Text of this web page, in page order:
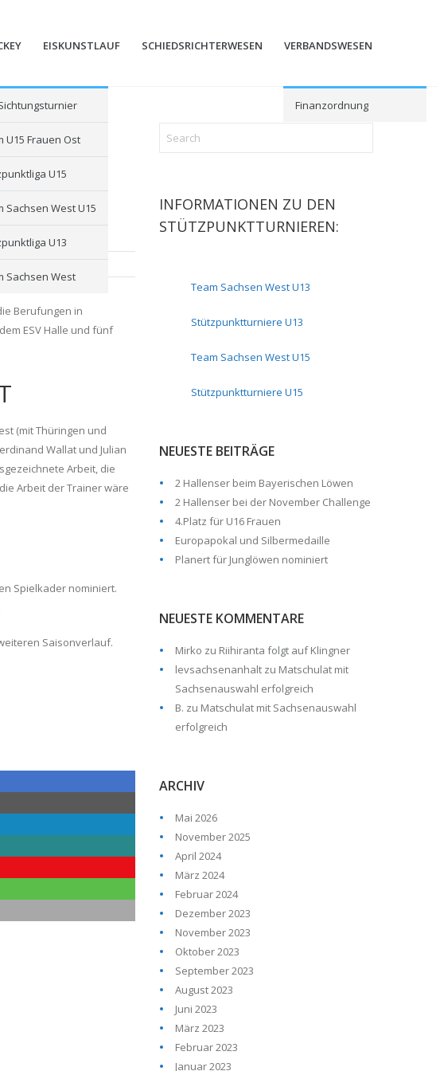
U15 Frauen Ost
U15
Sachsen West U15
U13
Sachsen West
EISKUNSTLAUF SCHIEDSRICHTERWESEN VERBANDSWESEN
Finanzordnung
Berufungen in
ESV Halle und fünf
(mit Thüringen und
Wallat und Julian
Arbeit, die
Arbeit der Trainer wäre
Spielkader nominiert.
Saisonverlauf.
INFORMATIONEN ZU DEN
STÜTZPUNKTTURNIEREN:
Team Sachsen West U13
Stützpunktturniere U13
Team Sachsen West U15
Stützpunktturniere U15
NEUESTE BEITRÄGE
2 Hallenser beim Bayerischen Löwen
2 Hallenser bei der November Challenge
4.Platz für U16 Frauen
Europapokal und Silbermedaille
Planert für Junglöwen nominiert
NEUESTE KOMMENTARE
Mirko zu Riihiranta folgt auf Klingner
levsachsenanhalt zu Matschulat mit
Sachsenauswahl erfolgreich
B. zu Matschulat mit Sachsenauswahl
erfolgreich
ARCHIV
Mai 2026
November 2025
April 2024
März 2024
Februar 2024
Dezember 2023
November 2023
Oktober 2023
September 2023
August 2023
Juni 2023
März 2023
Februar 2023
Januar 2023